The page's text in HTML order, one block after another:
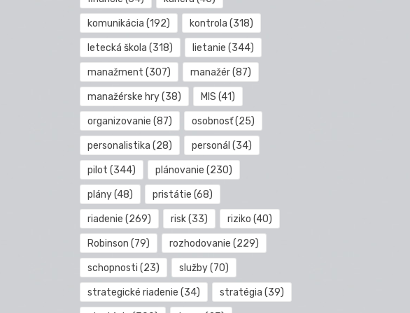
komunikácia (192) kontrola (318)
letecká škola (318) lietanie (344)
manažment (307) manažér(87)
manažérske hry(38) MIS (41)
organizovanie (87) osobnosť(25)
personalistika (28) personál (34)
pilot (344) plánovanie (230)
plány(48) pristátie (68)
riadenie (269) risk(33) riziko (40)
Robinson (79) rozhodovanie (229)
schopnosti (23) služby(70)
strategické riadenie (34) stratégia (39)